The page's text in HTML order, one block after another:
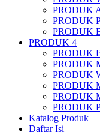
PRODUK
PRODUK
PRODUK
PRODUK 4
PRODUK
PRODUK
PRODUK
PRODUK
PRODUK
PRODUK
Katalog Produk
Daftar Isi